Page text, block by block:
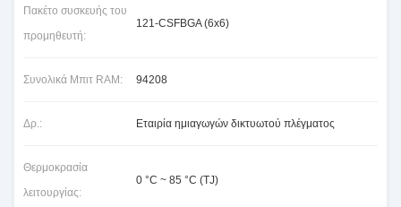
Πακέτο συσκευής του
προμηθευτή:
121-CSFBGA (6x6)
Συνολικά Μπιτ RAM: 94208
Δρ.: Εταιρία ημιαγωγών δικτυωτού πλέγματος
Θερμοκρασία
λειτουργίας:
0 °C ~ 85 °C (TJ)